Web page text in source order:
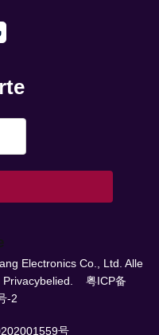
Electronics Co., Ltd. Alle
Privacybelied.
粤ICP备
-2
号